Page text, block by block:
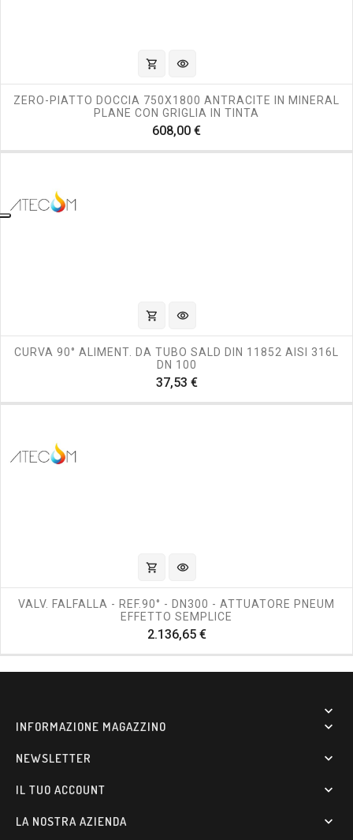
shopping_cart visibility
ZERO-PIATTO DOCCIA 750X1800 ANTRACITE IN MINERAL
PLANE CON GRIGLIA IN TINTA
608,00 €Prezzo
shopping_cart visibility
CURVA 90° ALIMENT. DA TUBO SALD DIN 11852 AISI 316L
DN 100
37,53 €Prezzo
shopping_cart visibility
VALV. FALFALLA - REF.90° - DN300 - ATTUATORE PNEUM
EFFETTO SEMPLICE
2.136,65 €Prezzo

INFORMAZIONE MAGAZZINO 
NEWSLETTER 
IL TUO ACCOUNT 
LA NOSTRA AZIENDA 